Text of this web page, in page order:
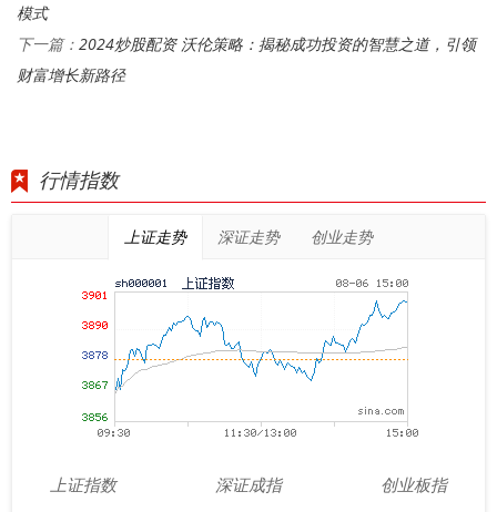
模式
下一篇： 2024炒股配资 沃伦策略：揭秘成功投资的智慧之道，引领
财富增长新路径
行情指数
上证走势 深证走势 创业走势
上证指数
深证成指
创业板指